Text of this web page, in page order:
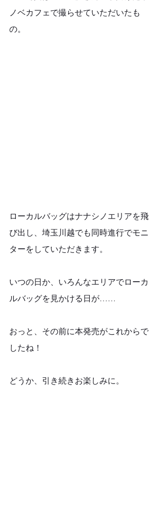
ノベカフェで撮らせていただいたも
の。
ローカルバッグはナナシノエリアを飛
び出し、埼玉川越でも同時進行でモニ
ターをしていただきます。
いつの日か、いろんなエリアでローカ
ルバッグを見かける日が……
おっと、その前に本発売がこれからで
したね！
どうか、引き続きお楽しみに。